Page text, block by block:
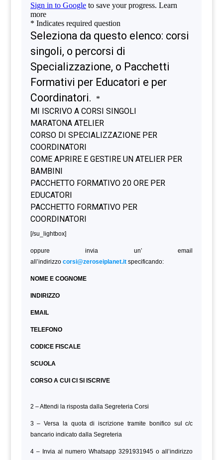
[/su_lightbox]
oppure invia un’ email
all’indirizzo corsi@zeroseiplanet.itspecificando:
NOME E COGNOME
INDIRIZZO
EMAIL
TELEFONO
CODICE FISCALE
SCUOLA
CORSO A CUI CI SI ISCRIVE
2 – Attendi la risposta dalla Segreteria Corsi
3 – Versa la quota di iscrizione tramite bonifico sul c/c
bancario indicato dalla Segreteria
4 – Invia al numero Whatsapp 3291931945 o all’indirizzo